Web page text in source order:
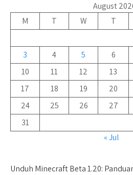
August
M
T W T
3
4 5 6
10
11 12 13
17
18 19 20
24
25 26 27
31
« Jul
Unduh Minecraft Beta 1.20: